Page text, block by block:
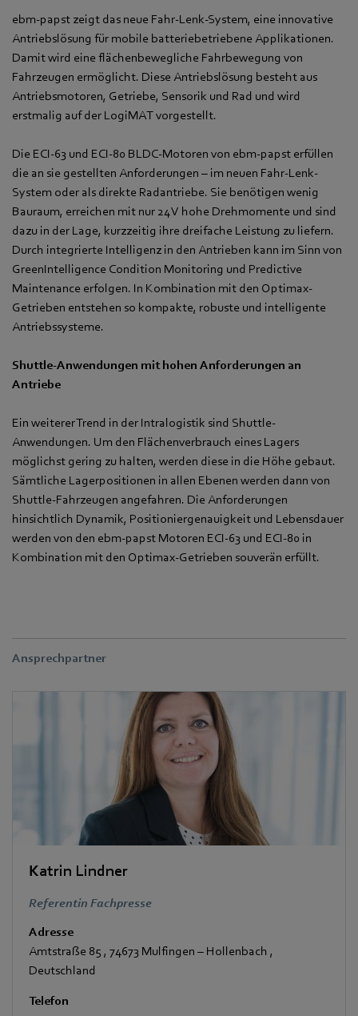
ebm-papst zeigt das neue Fahr-Lenk-System, eine innovative
Antriebslösung für mobile batteriebetriebene Applikationen.
Damit wird eine flächenbewegliche Fahrbewegung von
Fahrzeugen ermöglicht. Diese Antriebslösung besteht aus
Antriebsmotoren, Getriebe, Sensorik und Rad und wird
erstmalig auf der LogiMAT vorgestellt.
Die ECI-63 und ECI-80 BLDC-Motoren von ebm-papst erfüllen
die an sie gestellten Anforderungen – im neuen Fahr-Lenk-
System oder als direkte Radantriebe. Sie benötigen wenig
Bauraum, erreichen mit nur 24 V hohe Drehmomente und sind
dazu in der Lage, kurzzeitig ihre dreifache Leistung zu liefern.
Durch integrierte Intelligenz in den Antrieben kann im Sinn von
GreenIntelligence Condition Monitoring und Predictive
Maintenance erfolgen. In Kombination mit den Optimax-
Getrieben entstehen so kompakte, robuste und intelligente
Antriebssysteme.
Shuttle-Anwendungen mit hohen Anforderungen an
Antriebe
Ein weiterer Trend in der Intralogistik sind Shuttle-
Anwendungen. Um den Flächenverbrauch eines Lagers
möglichst gering zu halten, werden diese in die Höhe gebaut.
Sämtliche Lagerpositionen in allen Ebenen werden dann von
Shuttle-Fahrzeugen angefahren. Die Anforderungen
hinsichtlich Dynamik, Positioniergenauigkeit und Lebensdauer
werden von den ebm-papst Motoren ECI-63 und ECI-80 in
Kombination mit den Optimax-Getrieben souverän erfüllt.
Ansprechpartner
Katrin Lindner
Referentin Fachpresse
Adresse
Amtstraße 85 , 74673 Mulfingen – Hollenbach ,
Deutschland
Telefon